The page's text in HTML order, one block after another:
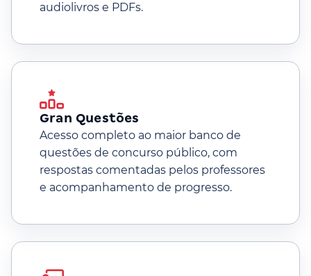
audiolivros e PDFs.
Gran Questões
Acesso completo ao maior banco de
questões de concurso público, com
respostas comentadas pelos professores
e acompanhamento de progresso.